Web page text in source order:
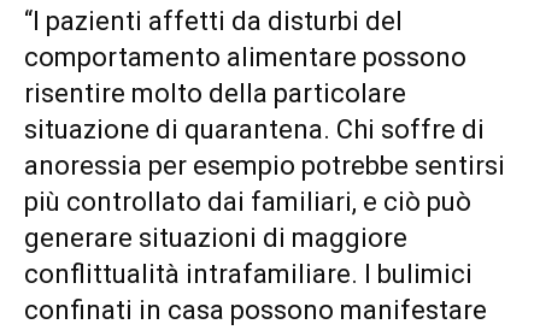
“I pazienti affetti da disturbi del
comportamento alimentare possono
risentire molto della particolare
situazione di quarantena. Chi soffre di
anoressia per esempio potrebbe sentirsi
più controllato dai familiari, e ciò può
generare situazioni di maggiore
conflittualità intrafamiliare. I bulimici
confinati in casa possono manifestare